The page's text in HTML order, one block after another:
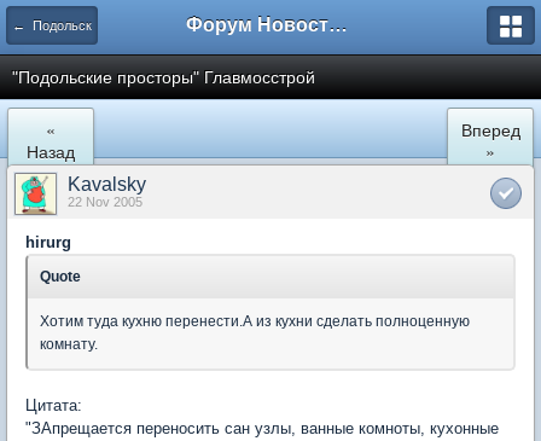
← Подольск Форум Новостройки
"Подольские просторы" Главмосстрой
«
Назад
Вперед
»
Kavalsky
22 Nov 2005
hirurg
Quote
Хотим туда кухню перенести.А из кухни сделать полноценную
комнату.
Цитата:
"ЗАпрещается переносить сан узлы, ванные комноты, кухонные